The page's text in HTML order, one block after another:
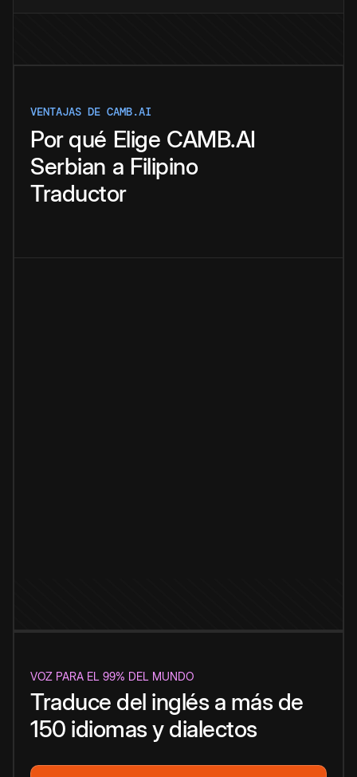
VENTAJAS DE CAMB.AI
Por qué Elige CAMB.AI
Serbian a Filipino
Traductor
VOZ PARA EL 99% DEL MUNDO
Traduce del inglés a más de
150 idiomas y dialectos